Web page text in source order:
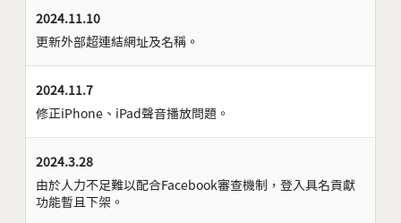
2024.11.10
更新外部超連結網址及名稱。
2024.11.7
修正iPhone、iPad聲音播放問題。
2024.3.28
由於人力不足難以配合Facebook審查機制，登入具名貢獻
功能暫且下架。